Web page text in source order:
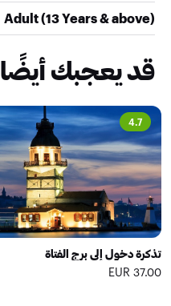
Adult (13 Years & above)
قد يعجبك أيضًا
4.7
تذكرة دخول إلى برج الفتاة
37.00 EUR